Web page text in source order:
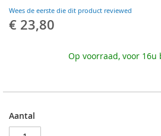
Wees de eerste die dit product reviewed
€ 23,80
Op voorraad, voor
Aantal
the
images